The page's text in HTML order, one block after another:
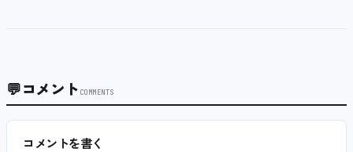
💬コメント COMMENTS
コメントを書く